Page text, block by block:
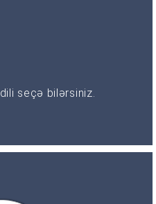
seçə bilərsiniz.